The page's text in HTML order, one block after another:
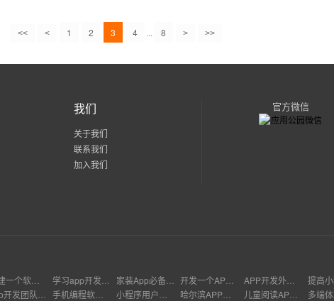
<< < 1 2 3 4 ... 8 > >>
我们
关于我们
联系我们
加入我们
官方微信
多端